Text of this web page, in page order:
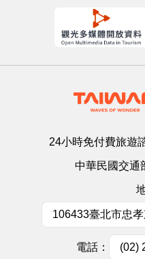
24小時免付費旅遊
中華民國交通
106433臺北市忠
電話： (02)